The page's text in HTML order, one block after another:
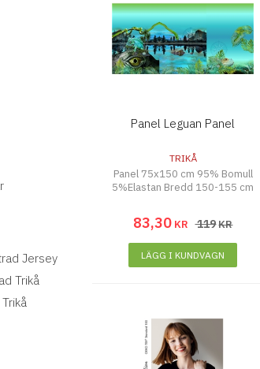
Jersey
Trikå
Panel Leguan Panel
TRIKÅ
Panel 75x150 cm 95% Bomull
5%Elastan Bredd 150-155 cm
83,30 KR 119KR
LÄGG I KUNDVAGN